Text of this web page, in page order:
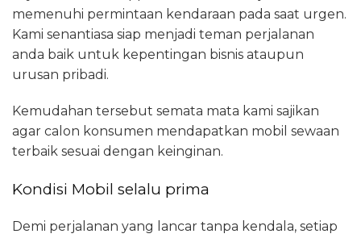
memenuhi permintaan kendaraan pada saat urgen.
Kami senantiasa siap menjadi teman perjalanan
anda baik untuk kepentingan bisnis ataupun
urusan pribadi.
Kemudahan tersebut semata mata kami sajikan
agar calon konsumen mendapatkan mobil sewaan
terbaik sesuai dengan keinginan.
Kondisi Mobil selalu prima
Demi perjalanan yang lancar tanpa kendala, setiap